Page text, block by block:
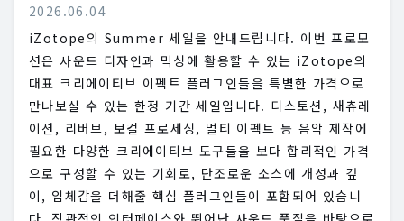
2026.06.04
iZotope의 Summer 세일을 안내드립니다. 이번 프로모
션은 사운드 디자인과 믹싱에 활용할 수 있는 iZotope의
대표 크리에이티브 이펙트 플러그인들을 특별한 가격으로
만나보실 수 있는 한정 기간 세일입니다. 디스토션, 새츄레
이션, 리버브, 보컬 프로세싱, 멀티 이펙트 등 음악 제작에
필요한 다양한 크리에이티브 도구들을 보다 합리적인 가격
으로 구성할 수 있는 기회로, 단조로운 소스에 개성과 깊
이, 입체감을 더해줄 핵심 플러그인들이 포함되어 있습니